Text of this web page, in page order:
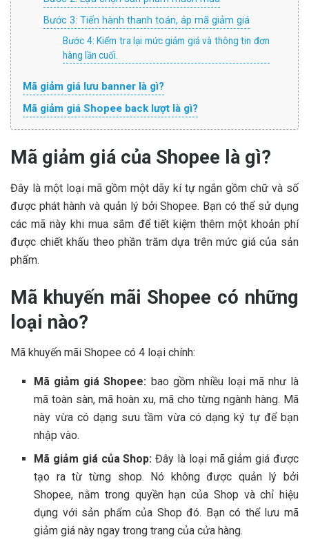
Bước 3: Tiến hành thanh toán, áp mã giảm giá
Bước 4: Kiểm tra lại mức giảm giá và thông tin đơn
hàng lần cuối.
Mã giảm giá lưu banner là gì?
Mã giảm giá Shopee back lượt là gì?
Mã giảm giá của Shopee là gì?
Đây là một loại mã gồm một dãy kí tự ngắn gồm chữ và số
được phát hành và quản lý bởi Shopee. Bạn có thể sử dụng
các mã này khi mua sắm để tiết kiệm thêm một khoản phí
được chiết khấu theo phần trăm dựa trên mức giá của sản
phẩm.
Mã khuyến mãi Shopee có những
loại nào?
Mã khuyến mãi Shopee có 4 loại chính:
Mã giảm giá Shopee: bao gồm nhiều loại mã như là
mã toàn sàn, mã hoàn xu, mã cho từng ngành hàng. Mã
này vừa có dạng sưu tầm vừa có dạng ký tự để bạn
nhập vào.
Mã giảm giá của Shop: Đây là loại mã giảm giá được
tạo ra từ từng shop. Nó không được quản lý bởi
Shopee, nằm trong quyền hạn của Shop và chỉ hiệu
dụng với sản phẩm của Shop đó. Bạn có thể lưu mã
giảm giá này ngay trong trang của cửa hàng.